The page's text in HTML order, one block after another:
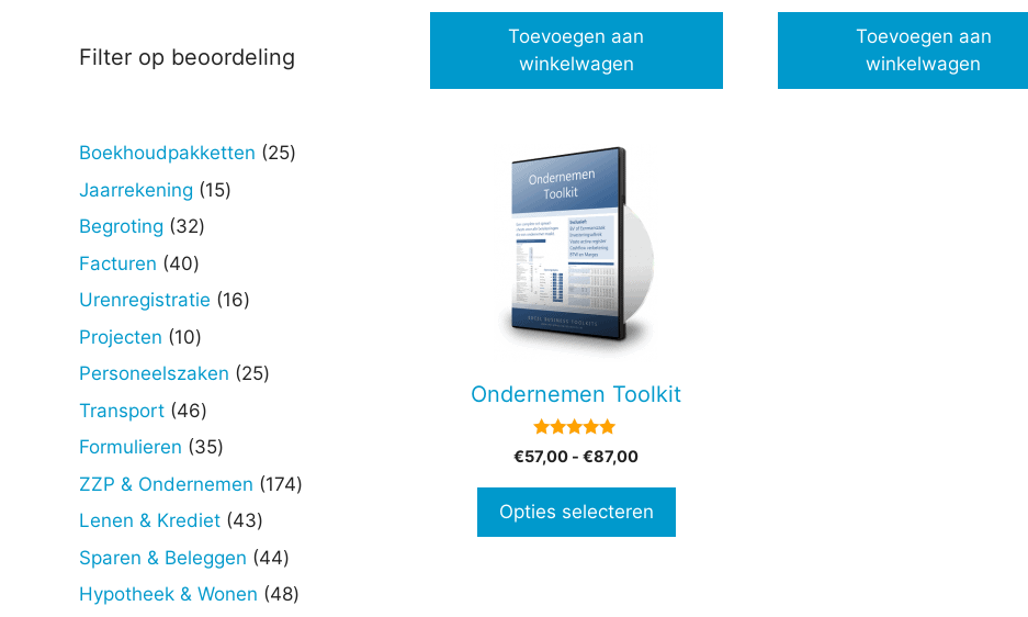
5
Toevoegen aan
winkelwagen
5
Toevoegen aan
winkelwagen
Ondernemen Toolkit
4.80
van 5
€57,00 - €87,00Prijsklasse:
€87,00
Opties selecteren
worden
productpagina
Filter op beoordeling
Boekhoudpakketten 2525
Jaarrekening 1515
Begroting 3232
Facturen 4040
producten
Urenregistratie 1616
Projecten 1010
producten
Personeelszaken 2525
Transport 4646
producten
Formulieren 3535
producten
ZZP & Ondernemen 174174
Lenen & Krediet 4343
producten
Sparen & Beleggen 4444
producten
Hypotheek & Wonen 4848